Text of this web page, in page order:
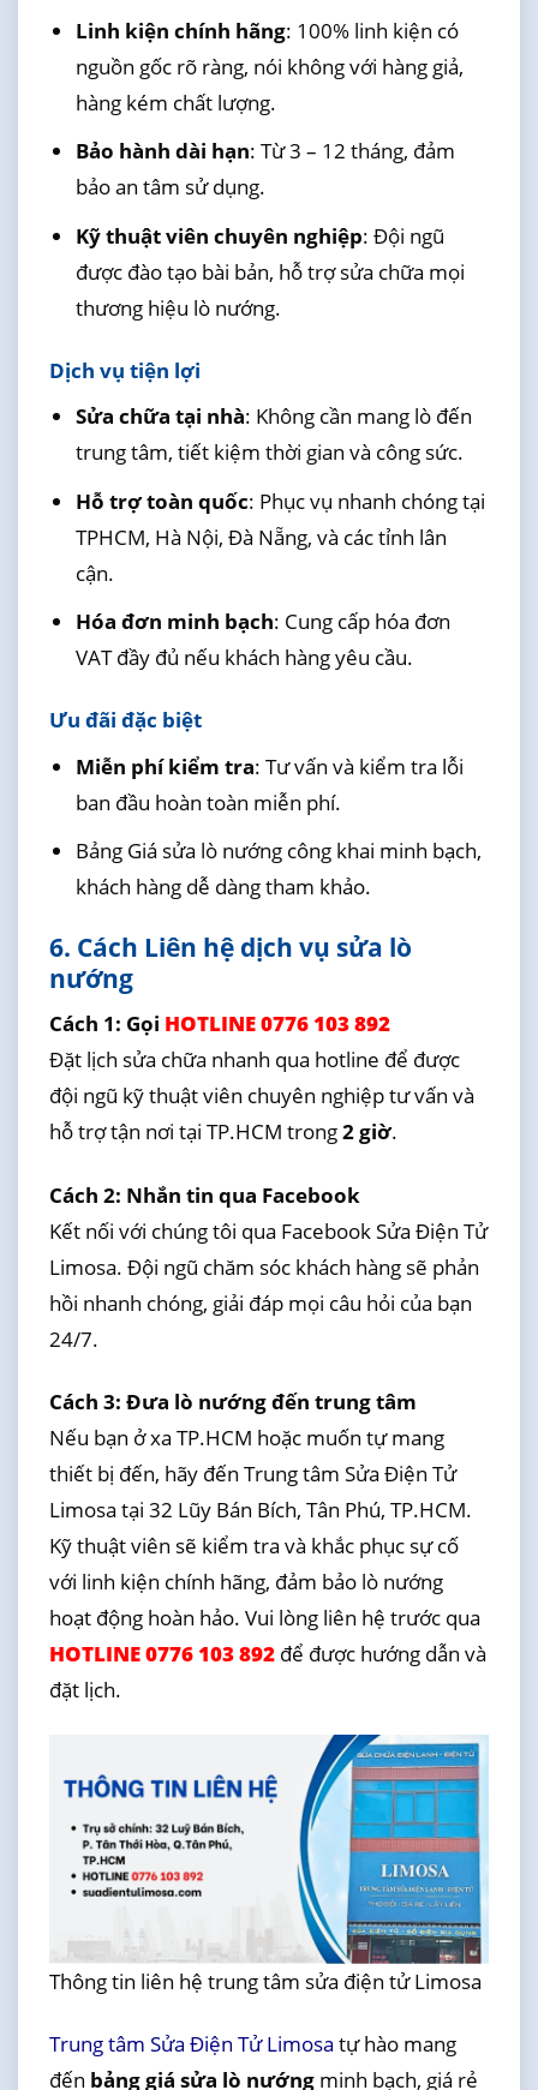
Linh kiện chính hãng: 100% linh kiện có
nguồn gốc rõ ràng, nói không với hàng giả,
hàng kém chất lượng.
Bảo hành dài hạn: Từ 3 – 12 tháng, đảm
bảo an tâm sử dụng.
Kỹ thuật viên chuyên nghiệp: Đội ngũ
được đào tạo bài bản, hỗ trợ sửa chữa mọi
thương hiệu lò nướng.
Dịch vụ tiện lợi
Sửa chữa tại nhà: Không cần mang lò đến
trung tâm, tiết kiệm thời gian và công sức.
Hỗ trợ toàn quốc: Phục vụ nhanh chóng tại
TPHCM, Hà Nội, Đà Nẵng, và các tỉnh lân
cận.
Hóa đơn minh bạch: Cung cấp hóa đơn
VAT đầy đủ nếu khách hàng yêu cầu.
Ưu đãi đặc biệt
Miễn phí kiểm tra: Tư vấn và kiểm tra lỗi
ban đầu hoàn toàn miễn phí.
Bảng Giá sửa lò nướng công khai minh bạch,
khách hàng dễ dàng tham khảo.
6. Cách Liên hệ dịch vụ sửa lò
nướng
Cách 1: Gọi HOTLINE 0776 103 892
Đặt lịch sửa chữa nhanh qua hotline để được
đội ngũ kỹ thuật viên chuyên nghiệp tư vấn và
hỗ trợ tận nơi tại TP.HCM trong2 giờ.
Cách 2: Nhắn tin qua Facebook
Kết nối với chúng tôi qua Facebook Sửa Điện Tử
Limosa. Đội ngũ chăm sóc khách hàng sẽ phản
hồi nhanh chóng, giải đáp mọi câu hỏi của bạn
24/7.
Cách 3: Đưa lò nướng đến trung tâm
Nếu bạn ở xa TP.HCM hoặc muốn tự mang
thiết bị đến, hãy đến Trung tâm Sửa Điện Tử
Limosa tại 32 Lũy Bán Bích, Tân Phú, TP.HCM.
Kỹ thuật viên sẽ kiểm tra và khắc phục sự cố
với linh kiện chính hãng, đảm bảo lò nướng
hoạt động hoàn hảo. Vui lòng liên hệ trước qua
HOTLINE 0776 103 892 để được hướng dẫn và
đặt lịch.
Thông tin liên hệ trung tâm sửa điện tử Limosa
Trung tâm Sửa Điện Tử Limosa tự hào mang
đến bảng giá sửa lò nướngminh bạch, giá rẻ